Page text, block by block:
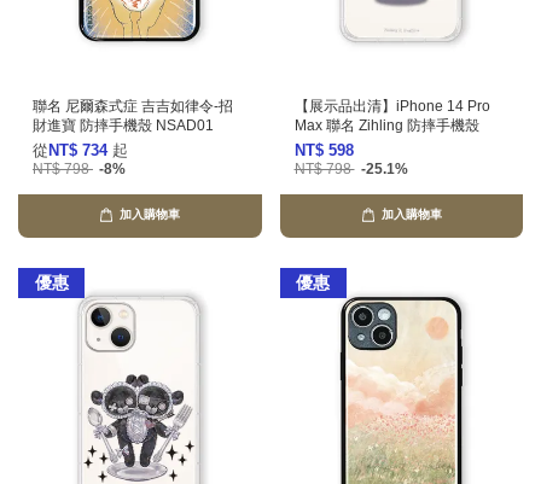
聯名 尼爾森式症 吉吉如律令-招
財進寶 防摔手機殼 NSAD01
從 NT$ 734 起
NT$ 798 -8%
加入購物車
【展示品出清】iPhone 14 Pro
Max 聯名 Zihling 防摔手機殼
NT$ 598
NT$ 798 -25.1%
加入購物車
優惠 優惠